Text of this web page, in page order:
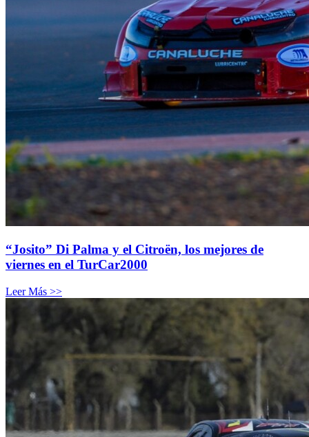
“Josito” Di Palma y el Citroën, los mejores de
viernes en el TurCar2000
Leer Más >>